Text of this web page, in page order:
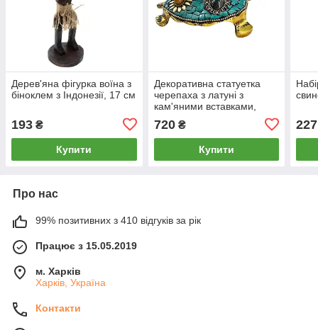
Дерев'яна фігурка воїна з
біноклем з Індонезії, 17 см
193 ₴
Купити
Декоративна статуетка
черепаха з латуні з
кам'яними вставками,
720₴
Купити
227
Про нас
99% позитивних з 410 відгуків за рік
Працює з 15.05.2019
м. Харків
Харків, Україна
Контакти